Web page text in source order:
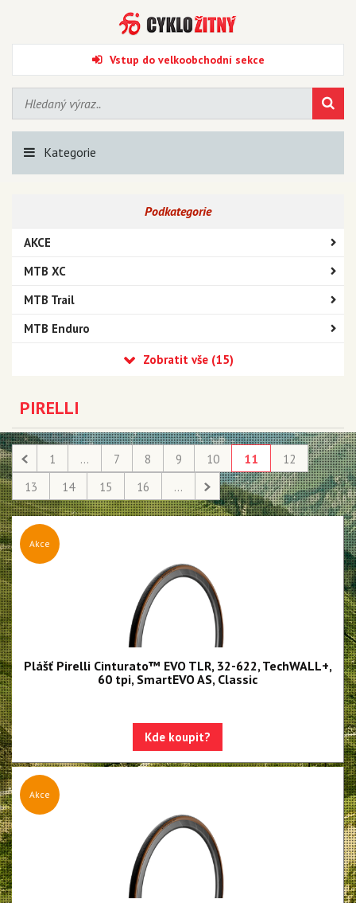
Vstup do velkoobchodní sekce
Kategorie
Podkategorie
AKCE
MTB XC
MTB Trail
MTB Enduro
Silniční Závodní
Silniční Endurance
Silniční galusky
Gravel a Cyklokrosové
Trekingové a městské
Duše SmarTUBE
Bezdušové těsnící tmely
PIRELLI
1 ... 7 8 9 10 11
12
13
14 15 16 ...
Akce
Plášť Pirelli Cinturato™ EVO TLR, 32-622, TechWALL+,
60 tpi, SmartEVO AS, Classic
Kde koupit?
Akce